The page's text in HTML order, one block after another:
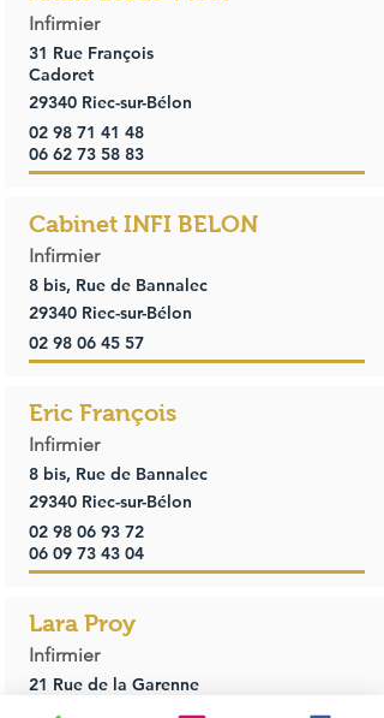
Infirmier
31 Rue François
Cadoret
29340 Riec-sur-Bélon
02 98 71 41 48
06 62 73 58 83
Cabinet INFI BELON
Infirmier
8 bis, Rue de Bannalec
29340 Riec-sur-Bélon
02 98 06 45 57
Eric François
Infirmier
8 bis, Rue de Bannalec
29340 Riec-sur-Bélon
02 98 06 93 72
06 09 73 43 04
Lara Proy
Infirmier
21 Rue de la Garenne
29340 Riec-sur-Bélon